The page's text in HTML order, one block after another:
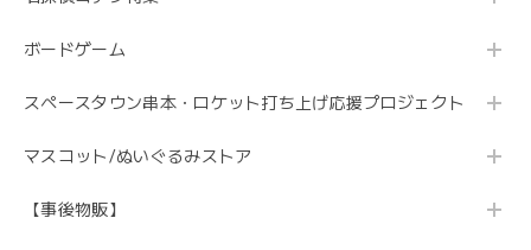
ボードゲーム
スペースタウン串本・ロケット打ち上げ応援プロジェクト
マスコット/ぬいぐるみストア
【事後物販】